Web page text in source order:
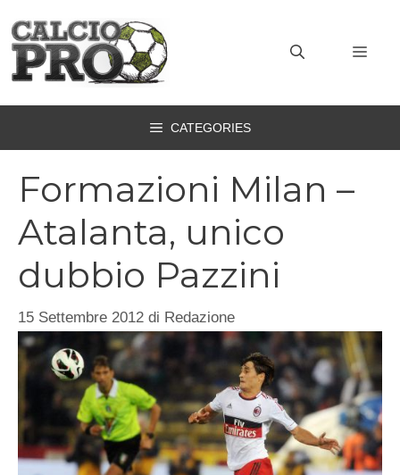
contenuto
CATEGORIES
Formazioni Milan –
Atalanta, unico
dubbio Pazzini
15 Settembre 2012 di Redazione